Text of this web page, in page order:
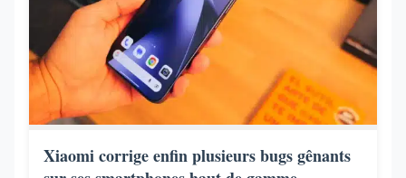
Xiaomi corrige enfin plusieurs bugs gênants